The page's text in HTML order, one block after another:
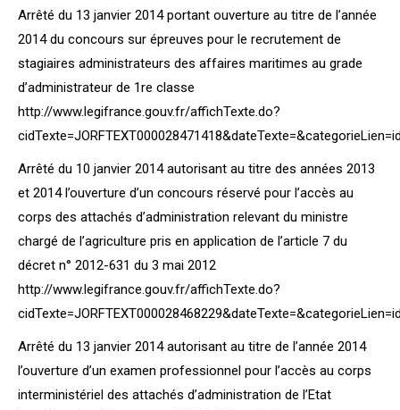
Arrêté du 13 janvier 2014 portant ouverture au titre de l’année
2014 du concours sur épreuves pour le recrutement de
stagiaires administrateurs des affaires maritimes au grade
d’administrateur de 1re classe
http://www.legifrance.gouv.fr/affichTexte.do?
Arrêté du 10 janvier 2014 autorisant au titre des années 2013
et 2014 l’ouverture d’un concours réservé pour l’accès au
corps des attachés d’administration relevant du ministre
chargé de l’agriculture pris en application de l’article 7 du
décret n° 2012-631 du 3 mai 2012
http://www.legifrance.gouv.fr/affichTexte.do?
Arrêté du 13 janvier 2014 autorisant au titre de l’année 2014
l’ouverture d’un examen professionnel pour l’accès au corps
interministériel des attachés d’administration de l’Etat